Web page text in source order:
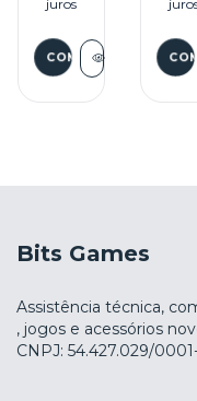
juros
360
Bits Games
Assistência técnica,
, jogos e acessórios
CNPJ: 54.427.029/